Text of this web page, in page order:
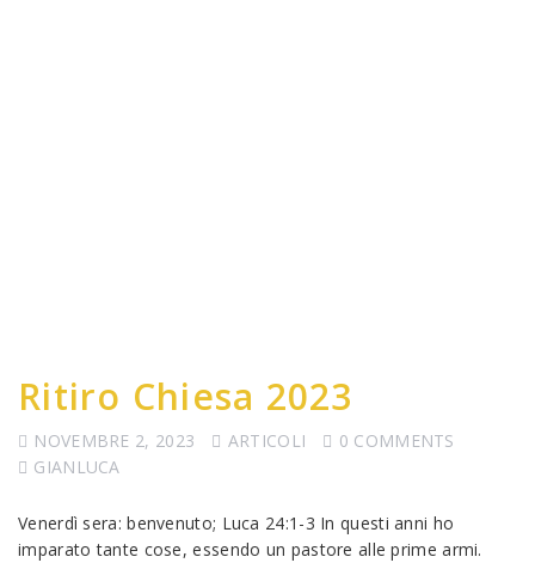
Ritiro Chiesa 2023
NOVEMBRE 2, 2023 ARTICOLI
0 COMMENTS
GIANLUCA
Venerdì sera: benvenuto; Luca 24:1-3 In questi anni ho
imparato tante cose, essendo un pastore alle prime armi.